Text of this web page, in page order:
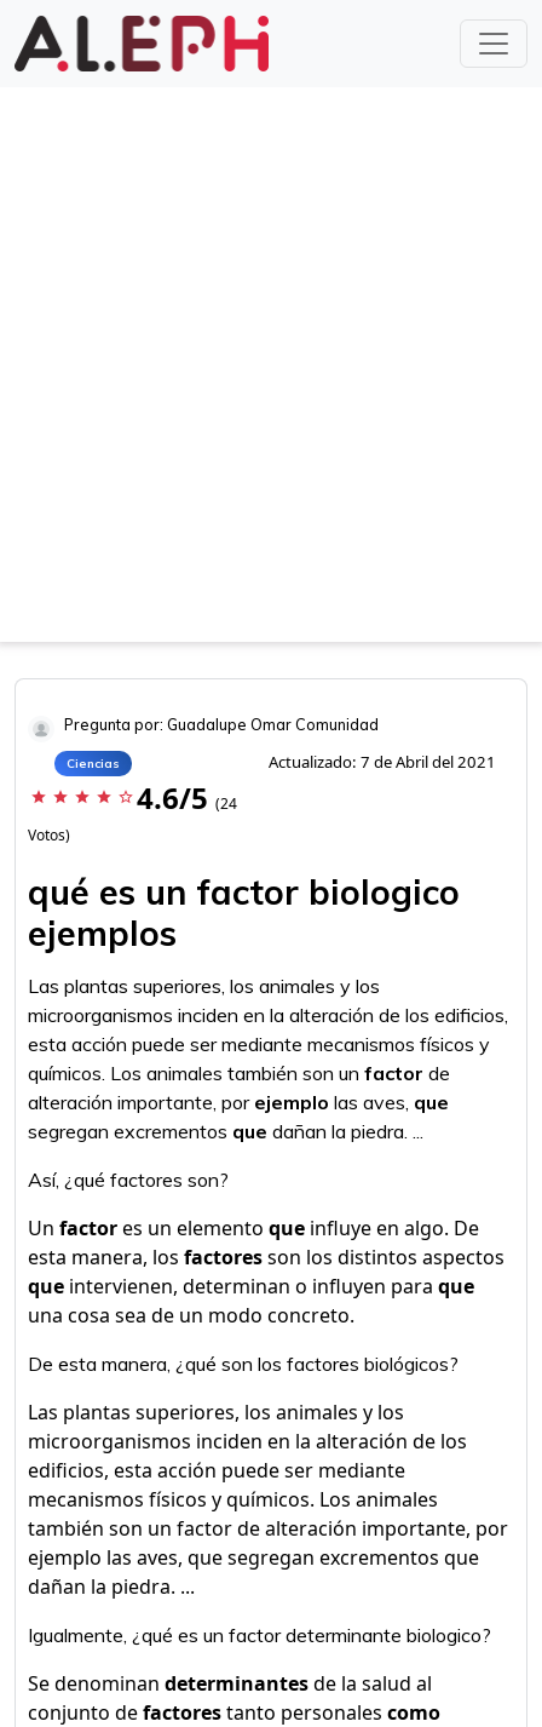
Pregunta por: Guadalupe Omar Comunidad
Ciencias Actualizado: 7 de Abril del 2021
star star star star star_border 4.6/5 (24
Votos)
qué es un factor biologico
ejemplos
Las plantas superiores, los animales y los
microorganismos inciden en la alteración de los edificios,
esta acción puede ser mediante mecanismos físicos y
químicos. Los animales también son un factor de
alteración importante, por ejemplo las aves, que
segregan excrementos que dañan la piedra. ...
Así, ¿qué factores son?
Un factores un elemento que influye en algo. De
esta manera, los factoresson los distintos aspectos
que intervienen, determinan o influyen para que
una cosa sea de un modo concreto.
De esta manera, ¿qué son los factores biológicos?
Las plantas superiores, los animales y los
microorganismos inciden en la alteración de los
edificios, esta acción puede ser mediante
mecanismos físicos y químicos. Los animales
también son un factor de alteración importante, por
ejemplo las aves, que segregan excrementos que
dañan la piedra. ...
Igualmente, ¿qué es un factor determinante biologico?
Se denominan determinantesde la salud al
conjunto defactorestanto personales como